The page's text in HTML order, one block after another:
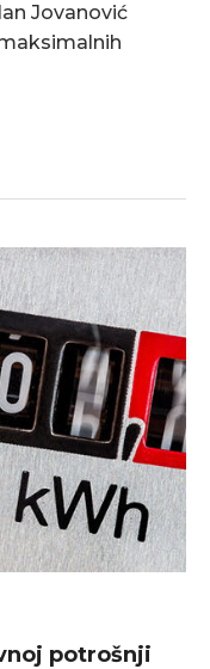
Jovanović
potrošnji